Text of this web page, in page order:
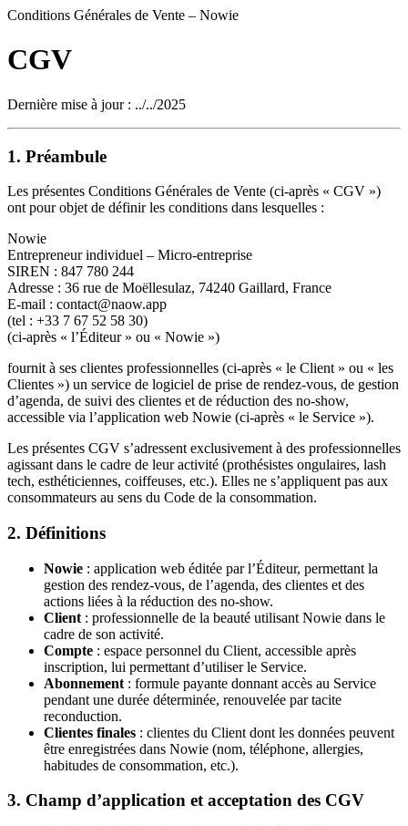
Conditions Générales de Vente – Nowie
CGV
Dernière mise à jour : ../../2025
1. Préambule
Les présentes Conditions Générales de Vente (ci-après « CGV »)
ont pour objet de définir les conditions dans lesquelles :
Nowie
Entrepreneur individuel – Micro-entreprise
SIREN : 847 780 244
Adresse : 36 rue de Moëllesulaz, 74240 Gaillard, France
E-mail : contact@naow.app
(tel : +33 7 67 52 58 30)
(ci-après « l’Éditeur » ou « Nowie »)
fournit à ses clientes professionnelles (ci-après « le Client » ou « les
Clientes ») un service de logiciel de prise de rendez-vous, de gestion
d’agenda, de suivi des clientes et de réduction des no-show,
accessible via l’application web Nowie (ci-après « le Service »).
Les présentes CGV s’adressent exclusivement à des professionnelles
agissant dans le cadre de leur activité (prothésistes ongulaires, lash
tech, esthéticiennes, coiffeuses, etc.). Elles ne s’appliquent pas aux
consommateurs au sens du Code de la consommation.
2. Définitions
Nowie : application web éditée par l’Éditeur, permettant la
gestion des rendez-vous, de l’agenda, des clientes et des
actions liées à la réduction des no-show.
Client : professionnelle de la beauté utilisant Nowie dans le
cadre de son activité.
Compte : espace personnel du Client, accessible après
inscription, lui permettant d’utiliser le Service.
Abonnement : formule payante donnant accès au Service
pendant une durée déterminée, renouvelée par tacite
reconduction.
Clientes finales : clientes du Client dont les données peuvent
être enregistrées dans Nowie (nom, téléphone, allergies,
habitudes de consommation, etc.).
3. Champ d’application et acceptation des CGV